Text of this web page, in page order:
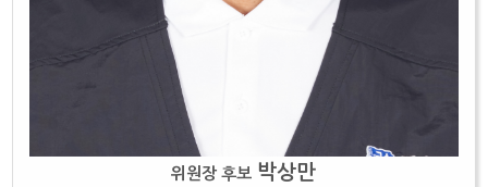
위원장 후보 박상만